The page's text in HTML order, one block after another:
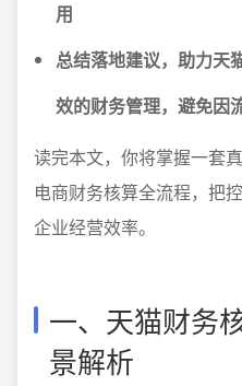
用
总结落地建议，助力天
效的财务管理，避免因
读完本文，你将掌握一套
电商财务核算全流程，把
企业经营效率。
一、天猫财务
景解析